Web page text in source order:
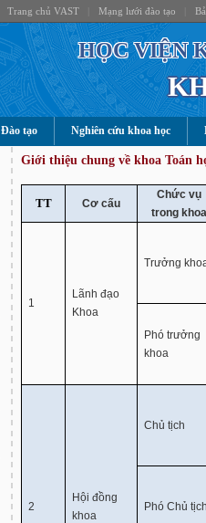
Trang chủ VAST Mạng lưới đào tạo
HỌC VIỆN
Đào tạo Nghiên cứu khoa học
Giới thiệu chung về khoa Toán
TT Cơ cấu
Chức vụ
trong khoa
1
Lãnh đạo
Khoa
Trưởng
Phó trưởng
khoa
2
Hội đồng
khoa
Chủ tịch
Phó Chủ